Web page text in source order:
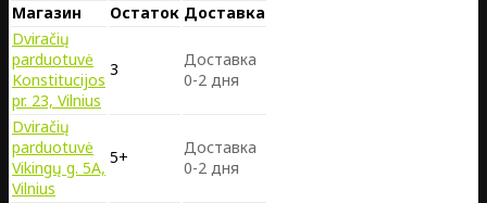
Магазин Остаток Доставка
Dviračių
parduotuvė
Konstitucijos
pr. 23, Vilnius
3
Доставка
0-2 дня
Dviračių
parduotuvė
Vikingų g. 5A,
Vilnius
5+
Доставка
0-2 дня